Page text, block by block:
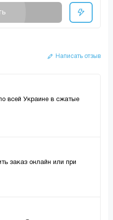
Написать отзыв
всей Украине в сжатые
заказ онлайн или при